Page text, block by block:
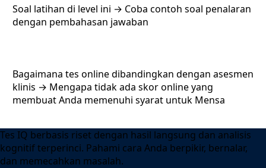
Soal latihan di level ini → Coba contoh soal penalaran
dengan pembahasan jawaban
Bagaimana tes online dibandingkan dengan asesmen
klinis → Mengapa tidak ada skor online yang
membuat Anda memenuhi syarat untuk Mensa
Tes IQ berbasis riset dengan hasil langsung dan analisis
kognitif terperinci. Pahami cara Anda berpikir, bernalar,
dan memecahkan masalah.